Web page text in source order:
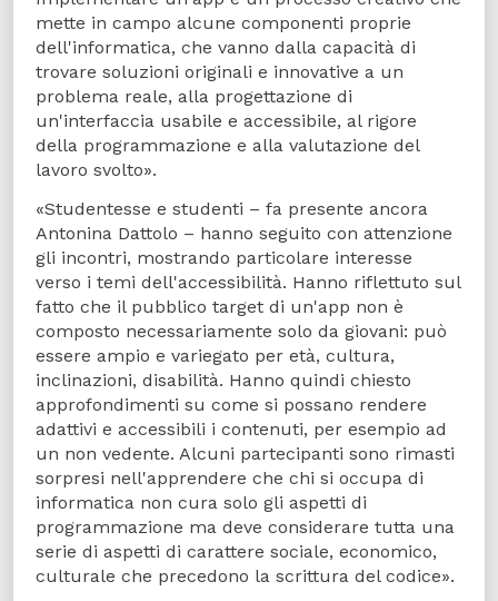
mette in campo alcune componenti proprie
dell'informatica, che vanno dalla capacità di
trovare soluzioni originali e innovative a un
problema reale, alla progettazione di
un'interfaccia usabile e accessibile, al rigore
della programmazione e alla valutazione del
lavoro svolto».
«Studentesse e studenti – fa presente ancora
Antonina Dattolo – hanno seguito con attenzione
gli incontri, mostrando particolare interesse
verso i temi dell'accessibilità. Hanno riflettuto sul
fatto che il pubblico target di un'app non è
composto necessariamente solo da giovani: può
essere ampio e variegato per età, cultura,
inclinazioni, disabilità. Hanno quindi chiesto
approfondimenti su come si possano rendere
adattivi e accessibili i contenuti, per esempio ad
un non vedente. Alcuni partecipanti sono rimasti
sorpresi nell'apprendere che chi si occupa di
informatica non cura solo gli aspetti di
programmazione ma deve considerare tutta una
serie di aspetti di carattere sociale, economico,
culturale che precedono la scrittura del codice».